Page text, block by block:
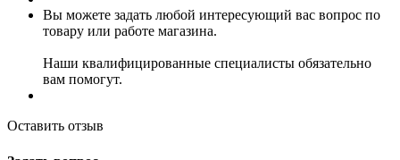
Вы можете задать любой интересующий вас вопрос по
товару или работе магазина.
Наши квалифицированные специалисты обязательно
вам помогут.
Оставить отзыв